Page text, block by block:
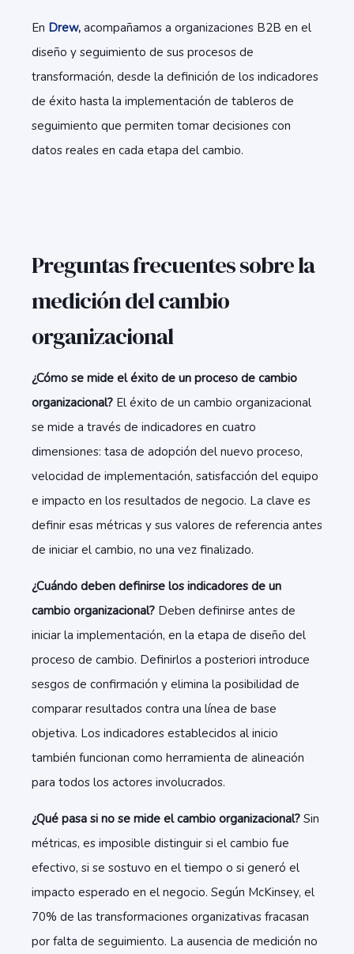
En Drew, acompañamos a organizaciones B2B en el
diseño y seguimiento de sus procesos de
transformación, desde la definición de los indicadores
de éxito hasta la implementación de tableros de
seguimiento que permiten tomar decisiones con
datos reales en cada etapa del cambio.
Preguntas frecuentes sobre la
medición del cambio
organizacional
¿Cómo se mide el éxito de un proceso de cambio
organizacional? El éxito de un cambio organizacional
se mide a través de indicadores en cuatro
dimensiones: tasa de adopción del nuevo proceso,
velocidad de implementación, satisfacción del equipo
e impacto en los resultados de negocio. La clave es
definir esas métricas y sus valores de referencia antes
de iniciar el cambio, no una vez finalizado.
¿Cuándo deben definirse los indicadores de un
cambio organizacional? Deben definirse antes de
iniciar la implementación, en la etapa de diseño del
proceso de cambio. Definirlos a posteriori introduce
sesgos de confirmación y elimina la posibilidad de
comparar resultados contra una línea de base
objetiva. Los indicadores establecidos al inicio
también funcionan como herramienta de alineación
para todos los actores involucrados.
¿Qué pasa si no se mide el cambio organizacional? Sin
métricas, es imposible distinguir si el cambio fue
efectivo, si se sostuvo en el tiempo o si generó el
impacto esperado en el negocio. Según McKinsey, el
70% de las transformaciones organizativas fracasan
por falta de seguimiento. La ausencia de medición no